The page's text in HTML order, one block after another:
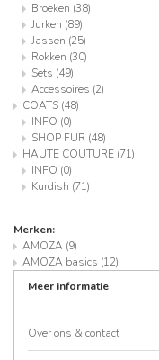
Broeken (38)
Jurken (89)
Jassen (25)
Rokken (30)
Sets (49)
Accessoires (2)
COATS (48)
INFO (0)
SHOP FUR (48)
HAUTE COUTURE (71)
INFO (0)
Kurdish (71)
Merken:
AMOZA (9)
AMOZA basics (12)
Meer informatie
Over ons & contact